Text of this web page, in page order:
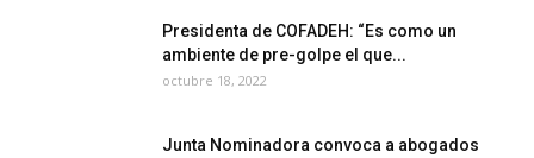
Presidenta de COFADEH: “Es como un
ambiente de pre-golpe el que...
octubre 18, 2022
Junta Nominadora convoca a abogados